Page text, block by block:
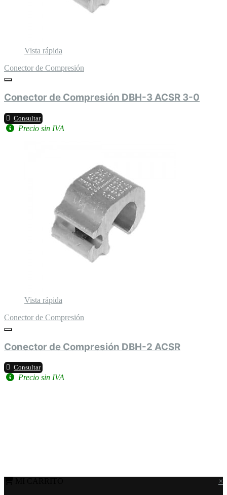
Vista rápida
Conector de Compresión
Conector de Compresión DBH-3 ACSR 3-0
Consultar
Precio sin IVA
Vista rápida
Conector de Compresión
Conector de Compresión DBH-2 ACSR
Consultar
Precio sin IVA
×